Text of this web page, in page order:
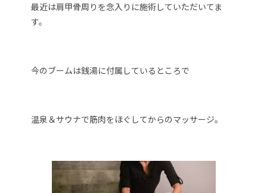
最近は肩甲骨周りを念入りに施術していただいてま
す。
今のブームは銭湯に付属しているところで
温泉＆サウナで筋肉をほぐしてからのマッサージ。